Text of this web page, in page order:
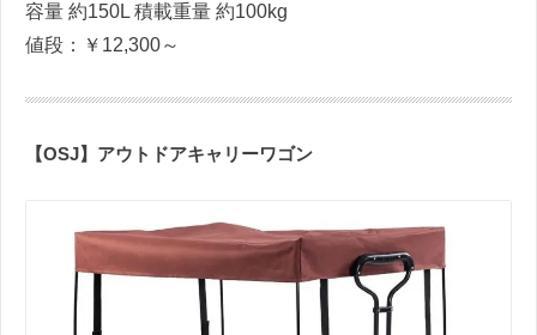
容量 約150L 積載重量 約100kg
値段：￥12,300～
【OSJ】アウトドアキャリーワゴン